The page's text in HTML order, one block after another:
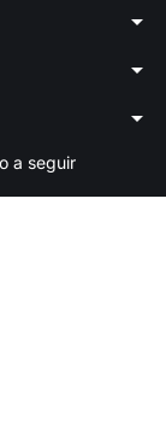
arrow_drop_down
arrow_drop_down
arrow_drop_down
a seguir